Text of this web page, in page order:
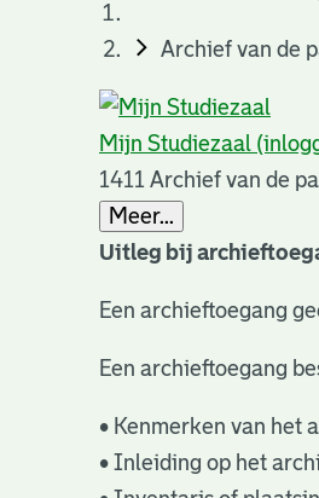
Archief van de
Mijn Studiezaal
1411 Archief van de
Meer...
Uitleg bij
Een archieftoegang
Een archieftoegang
• Kenmerken van het
• Inleiding op het